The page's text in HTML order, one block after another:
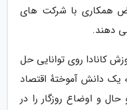
همکاری با شرکت های
دهند.
کانادا روی توانایی حل
دانش آموختهٔ اقتصاد
و اوضاع روزگار را در